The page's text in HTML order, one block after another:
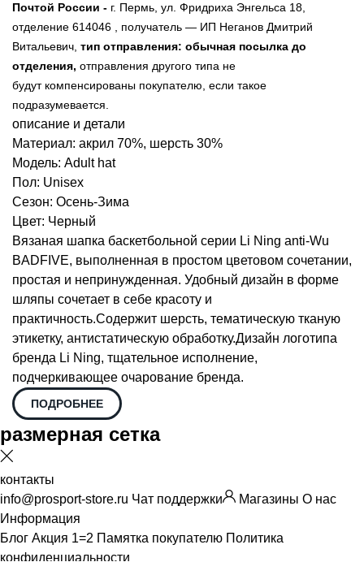
Почтой России - г. Пермь, ул. Фридриха Энгельса 18
отделение 614046
, получатель — ИП Неганов Дмитрий
Витальевич, тип отправления: обычная посылка до
отделения, отправления другого типа не
будут компенсированы покупателю, если такое
подразумевается.
описание и детали
Материал: акрил 70%, шерсть 30%
Модель: Adult hat
Пол: Unisex
Сезон: Осень-Зима
Цвет: Черный
Вязаная шапка баскетбольной серии Li Ning anti-Wu
BADFIVE, выполненная в простом цветовом сочетании,
простая и непринужденная. Удобный дизайн в форме
шляпы сочетает в себе красоту и
практичность.Содержит шерсть, тематическую тканую
этикетку, антистатическую обработку.Дизайн логотипа
бренда Li Ning, тщательное исполнение,
подчеркивающее очарование бренда.
ПОДРОБНЕЕ
размерная сетка
контакты
info@prosport-store.ru Чат поддержки Магазины О нас
Информация
Блог Акция 1=2 Памятка покупателю Политика
конфиденциальности